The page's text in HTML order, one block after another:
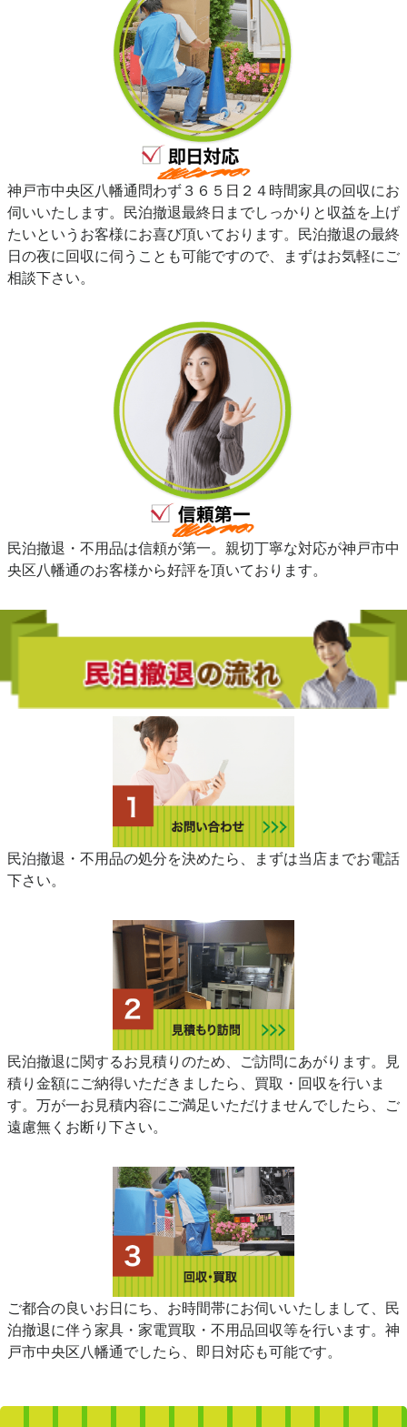
神戸市中央区八幡通問わず３６５日２４時間家具の回収にお
伺いいたします。民泊撤退最終日までしっかりと収益を上げ
たいというお客様にお喜び頂いております。民泊撤退の最終
日の夜に回収に伺うことも可能ですので、まずはお気軽にご
相談下さい。
民泊撤退・不用品は信頼が第一。親切丁寧な対応が神戸市中
央区八幡通のお客様から好評を頂いております。
民泊撤退・不用品の処分を決めたら、まずは当店までお電話
下さい。
民泊撤退に関するお見積りのため、ご訪問にあがります。見
積り金額にご納得いただきましたら、買取・回収を行いま
す。万が一お見積内容にご満足いただけませんでしたら、ご
遠慮無くお断り下さい。
ご都合の良いお日にち、お時間帯にお伺いいたしまして、民
泊撤退に伴う家具・家電買取・不用品回収等を行います。神
戸市中央区八幡通でしたら、即日対応も可能です。